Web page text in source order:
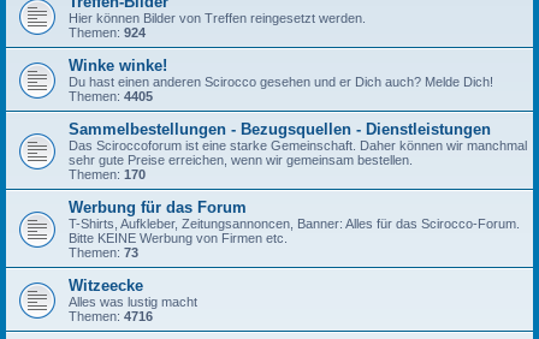
Hier können Bilder von Treffen reingesetzt werden.
Themen: 924
Winke winke!
Du hast einen anderen Scirocco gesehen und er Dich auch? Melde Dich!
Themen: 4405
Sammelbestellungen - Bezugsquellen - Dienstleistungen
Das Sciroccoforum ist eine starke Gemeinschaft. Daher können wir manchmal
sehr gute Preise erreichen, wenn wir gemeinsam bestellen.
Themen: 170
Werbung für das Forum
T-Shirts, Aufkleber, Zeitungsannoncen, Banner: Alles für das Scirocco-Forum.
Bitte KEINE Werbung von Firmen etc.
Themen: 73
Witzeecke
Alles was lustig macht
Themen: 4716